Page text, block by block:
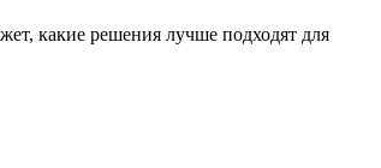
какие решения лучше подходят для